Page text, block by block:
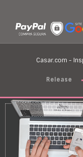
Casar.com -
Release